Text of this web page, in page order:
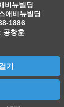
비뉴빌딩
애비뉴빌딩
1886
창훈
기